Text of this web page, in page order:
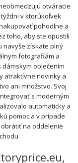
otváracie
v ktorúkoľvek
pohodlne a
toho, aby ste opustili
navyše získate plný
fotografiám a
oblečením
atraktívne novinky a
ani množstvo. Svoj
s moderným
automaticky a
pomoc a v prípade
na oddelenie